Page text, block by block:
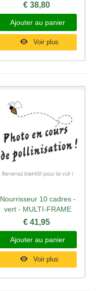
€ 38,80
Ajouter au panier
Voir plus
Nourrisseur 10 cadres -
vert - MULTI-FRAME
€ 41,95
Ajouter au panier
Voir plus